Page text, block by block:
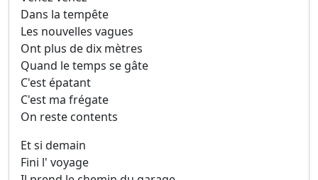
Dans la tempête
Les nouvelles vagues
Ont plus de dix mètres
Quand le temps se gâte
C'est épatant
C'est ma frégate
On reste contents
Et si demain
Fini l' voyage